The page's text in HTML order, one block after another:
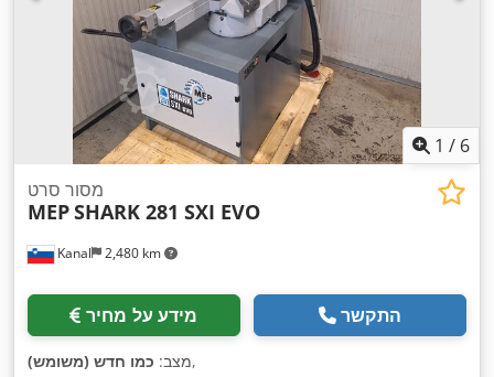
1 / 6
Kanal 2,480 km
מסור סרט
MEPSHARK 281 SXI EVO
מידע על מחיר התקשר
מצב: כמו חדש (משומש) ,